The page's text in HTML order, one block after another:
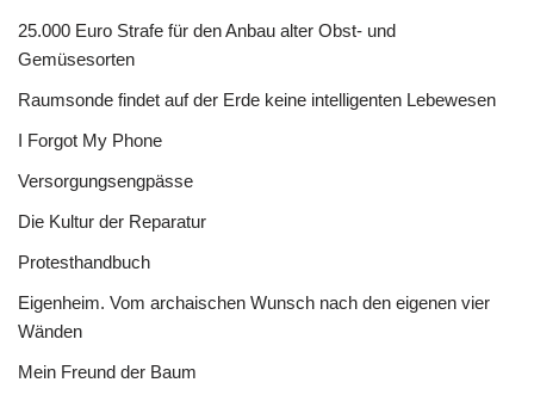
25.000 Euro Strafe für den Anbau alter Obst- und
Gemüsesorten
Raumsonde findet auf der Erde keine intelligenten Lebewesen
I Forgot My Phone
Versorgungsengpässe
Die Kultur der Reparatur
Protesthandbuch
Eigenheim. Vom archaischen Wunsch nach den eigenen vier
Wänden
Mein Freund der Baum